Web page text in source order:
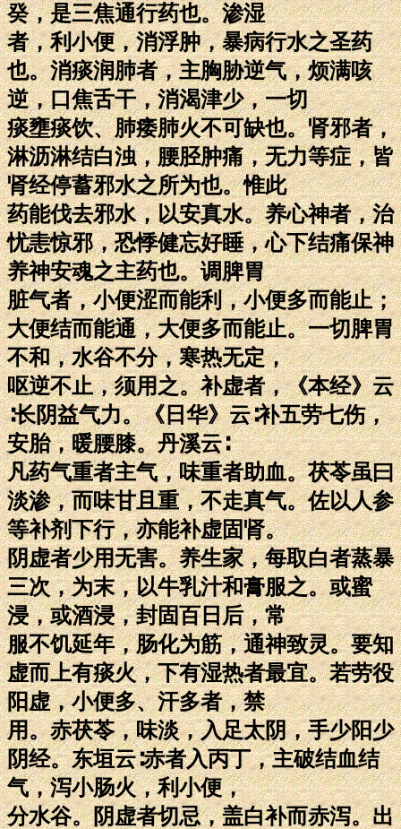
癸，是三焦通行药也。渗湿
者，利小便，消浮肿，暴病行水之圣药
也。消痰润肺者，主胸胁逆气，烦满咳
逆，口焦舌干，消渴津少，一切
痰壅痰饮、肺痿肺火不可缺也。肾邪者，
淋沥淋结白浊，腰胫肿痛，无力等症，皆
肾经停蓄邪水之所为也。惟此
药能伐去邪水，以安真水。养心神者，治
忧恚惊邪，恐悸健忘好睡，心下结痛保神
养神安魂之主药也。调脾胃
脏气者，小便涩而能利，小便多而能止；
大便结而能通，大便多而能止。一切脾胃
不和，水谷不分，寒热无定，
呕逆不止，须用之。补虚者，《本经》云
∶长阴益气力。《日华》云∶补五劳七伤，
安胎，暖腰膝。丹溪云∶
凡药气重者主气，味重者助血。茯苓虽曰
淡渗，而味甘且重，不走真气。佐以人参
等补剂下行，亦能补虚固肾。
阴虚者少用无害。养生家，每取白者蒸暴
三次，为末，以牛乳汁和膏服之。或蜜
浸，或酒浸，封固百日后，常
服不饥延年，肠化为筋，通神致灵。要知
虚而上有痰火，下有湿热者最宜。若劳役
阳虚，小便多、汗多者，禁
用。赤茯苓，味淡，入足太阴，手少阳少
阴经。东垣云∶赤者入丙丁，主破结血结
气，泻小肠火，利小便，
分水谷。阴虚者切忌，盖白补而赤泻。出